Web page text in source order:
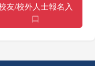
友/校外人士報名入
口